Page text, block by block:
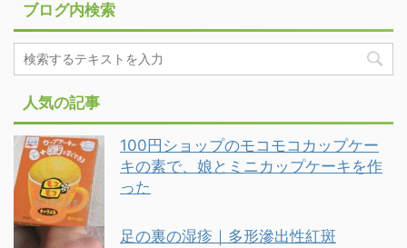
ブログ内検索
人気の記事
100円ショップのモコモコカップケー
キの素で、娘とミニカップケーキを作
った
足の裏の湿疹｜多形滲出性紅斑